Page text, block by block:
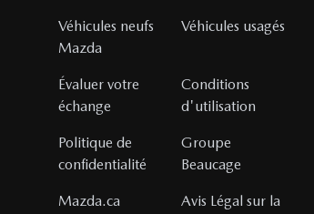
Véhicules neufs
Mazda
Véhicules usagés
Évaluer votre
échange
Conditions
d'utilisation
Politique de
confidentialité
Groupe
Beaucage
Mazda.ca
Avis Légal sur la